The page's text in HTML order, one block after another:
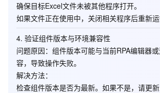
确保目标Excel文件未被其他程序打开。
如果文件正在使用中，关闭相关程序后重新运
4. 验证组件版本与环境兼容性
问题原因：组件版本可能与当前RPA编辑器
容，导致操作失败。
解决方法：
检查组件版本是否为最新。如果不是，请更新